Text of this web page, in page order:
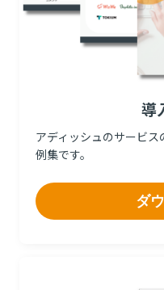
導
アディッシュのサービ
例集です。
ダ